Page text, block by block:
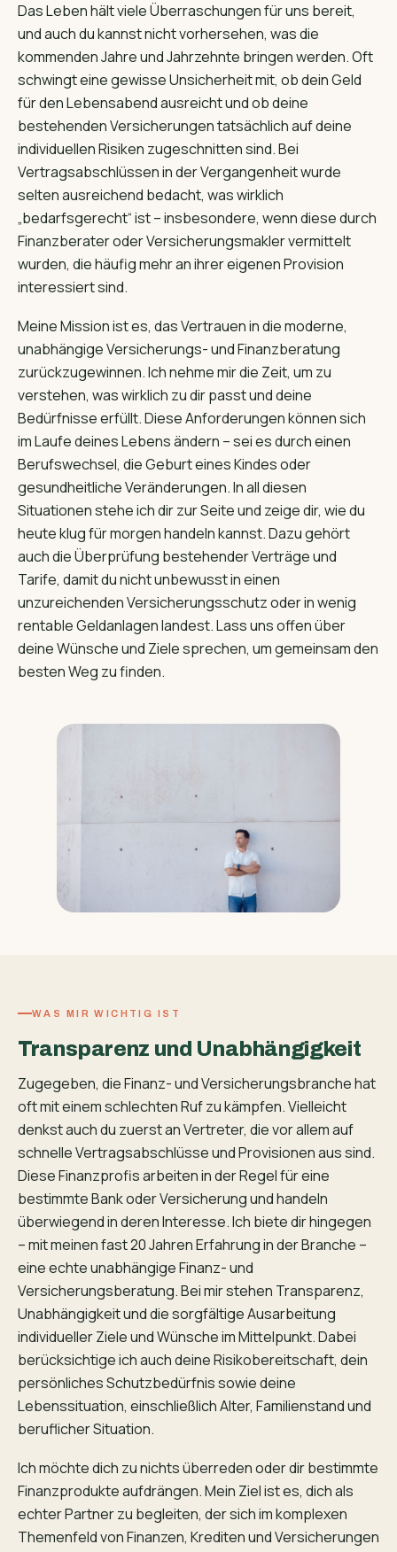
Das Leben hält viele Überraschungen für uns bereit,
und auch du kannst nicht vorhersehen, was die
kommenden Jahre und Jahrzehnte bringen werden. Oft
schwingt eine gewisse Unsicherheit mit, ob dein Geld
für den Lebensabend ausreicht und ob deine
bestehenden Versicherungen tatsächlich auf deine
individuellen Risiken zugeschnitten sind. Bei
Vertragsabschlüssen in der Vergangenheit wurde
selten ausreichend bedacht, was wirklich
„bedarfsgerecht“ ist – insbesondere, wenn diese durch
Finanzberater oder Versicherungsmakler vermittelt
wurden, die häufig mehr an ihrer eigenen Provision
interessiert sind.
Meine Mission ist es, das Vertrauen in die moderne,
unabhängige Versicherungs- und Finanzberatung
zurückzugewinnen. Ich nehme mir die Zeit, um zu
verstehen, was wirklich zu dir passt und deine
Bedürfnisse erfüllt. Diese Anforderungen können sich
im Laufe deines Lebens ändern – sei es durch einen
Berufswechsel, die Geburt eines Kindes oder
gesundheitliche Veränderungen. In all diesen
Situationen stehe ich dir zur Seite und zeige dir, wie du
heute klug für morgen handeln kannst. Dazu gehört
auch die Überprüfung bestehender Verträge und
Tarife, damit du nicht unbewusst in einen
unzureichenden Versicherungsschutz oder in wenig
rentable Geldanlagen landest. Lass uns offen über
deine Wünsche und Ziele sprechen, um gemeinsam den
besten Weg zu finden.
WAS MIR WICHTIG IST
Transparenz und Unabhängigkeit
Zugegeben, die Finanz- und Versicherungsbranche hat
oft mit einem schlechten Ruf zu kämpfen. Vielleicht
denkst auch du zuerst an Vertreter, die vor allem auf
schnelle Vertragsabschlüsse und Provisionen aus sind.
Diese Finanzprofis arbeiten in der Regel für eine
bestimmte Bank oder Versicherung und handeln
überwiegend in deren Interesse. Ich biete dir hingegen
– mit meinen fast 20 Jahren Erfahrung in der Branche –
eine echte unabhängige Finanz- und
Versicherungsberatung. Bei mir stehen Transparenz,
Unabhängigkeit und die sorgfältige Ausarbeitung
individueller Ziele und Wünsche im Mittelpunkt. Dabei
berücksichtige ich auch deine Risikobereitschaft, dein
persönliches Schutzbedürfnis sowie deine
Lebenssituation, einschließlich Alter, Familienstand und
beruflicher Situation.
Ich möchte dich zu nichts überreden oder dir bestimmte
Finanzprodukte aufdrängen. Mein Ziel ist es, dich als
echter Partner zu begleiten, der sich im komplexen
Themenfeld von Finanzen, Krediten und Versicherungen